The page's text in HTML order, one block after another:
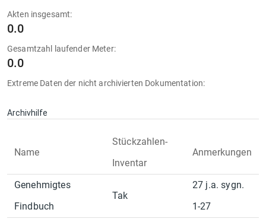
Akten insgesamt:
0.0
Gesamtzahl laufender Meter:
0.0
Extreme Daten der nicht archivierten Dokumentation:
Archivhilfe
Name
Stückzahlen-
Inventar
Anmerkungen
Genehmigtes
Findbuch
Tak
27 j.a. sygn.
1-27